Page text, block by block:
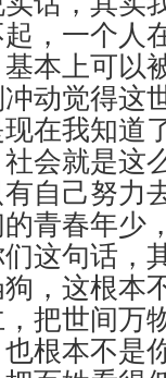
，一个人
本上可以
动觉得这
在我知道
会就是这
自己努力
青春年少
这句话，
，这根本
把世间万
根本不是